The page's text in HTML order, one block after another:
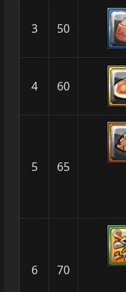
3 50
4 60
5 65
6 70